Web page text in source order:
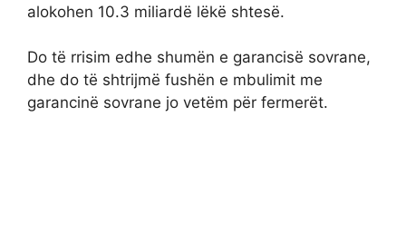
alokohen 10.3 miliardë lëkë shtesë.
Do të rrisim edhe shumën e garancisë sovrane,
dhe do të shtrijmë fushën e mbulimit me
garancinë sovrane jo vetëm për fermerët.